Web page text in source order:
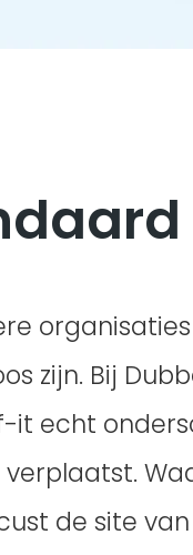
zijn. Bij
it echt
de site